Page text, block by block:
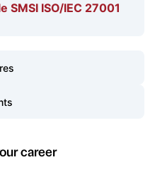
SMSI ISO/IEC 27001
career